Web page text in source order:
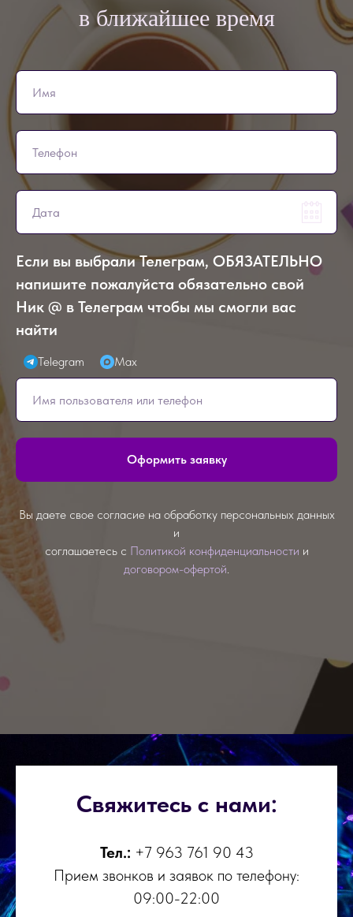
в ближайшее время
Если вы выбрали Телеграм, ОБЯЗАТЕЛЬНО
напишите пожалуйста обязательно свой
Ник @ в Телеграм чтобы мы смогли вас
найти
Telegram Max
Оформить заявку
Вы даете свое согласие на обработку персональных данных
и
соглашаетесь с Политикой конфиденциальности и
договором-офертой
Свяжитесь с нами:
Тел.: +7 963 761 90 43
Прием звонков и заявок по телефону:
09:00-22:00